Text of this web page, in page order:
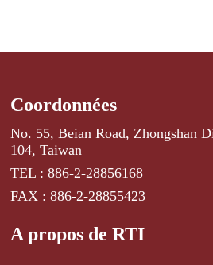
Coordonnées
No. 55, Beian Road, Zhongshan
104, Taiwan
TEL : 886-2-28856168
FAX : 886-2-28855423
A propos de RTI